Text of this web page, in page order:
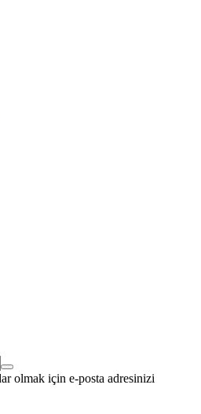
olmak için e-posta adresinizi